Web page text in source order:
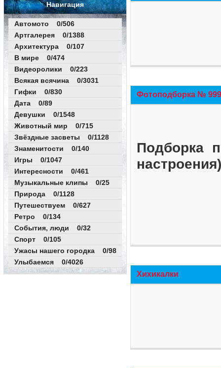
Навигация
Автомото 0/506
Артгалерея 0/1388
Архитектура 0/107
В мире 0/474
Видеоролики 0/223
Всякая всячина 0/3031
Гифки 0/830
Дата 0/89
Девушки 0/1548
Животный мир 0/715
Звёздные засветы 0/1128
Знаменитости 0/140
Игры 0/1047
Интересности 0/461
Музыкальные клипы 0/25
Природа 0/1128
Путешествуем 0/627
Ретро 0/134
События, люди 0/32
Спорт 0/105
Ужасы нашего городка 0/98
Улыбаемся 0/4026
Фотоподборка №
Подборка
Хихикалки